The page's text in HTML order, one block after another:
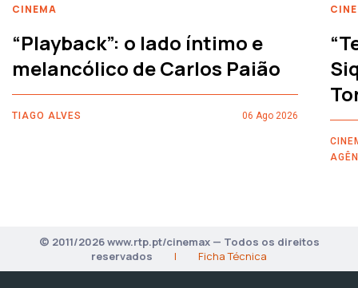
CINEMA
“Playback”: o lado íntimo e
melancólico de Carlos Paião
TIAGO ALVES 06 Ago 2026
© 2011/2026 www.rtp.pt/cinemax — Todos os direitos
reservados
| Ficha Técnica